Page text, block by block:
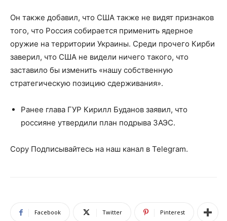
Он также добавил, что США также не видят признаков
того, что Россия собирается применить ядерное
оружие на территории Украины. Среди прочего Кирби
заверил, что США не видели ничего такого, что
заставило бы изменить «нашу собственную
стратегическую позицию сдерживания».
Ранее глава ГУР Кирилл Буданов заявил, что
россияне утвердили план подрыва ЗАЭС.
Copy Подписывайтесь на наш канал в Telegram.
Facebook Twitter Pinterest